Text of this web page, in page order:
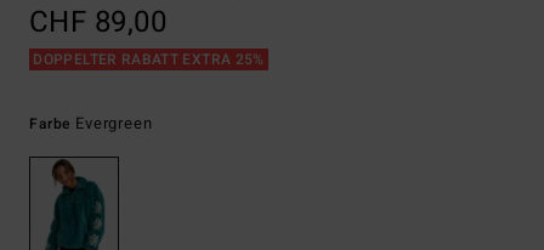
CHF 89,00
DOPPELTER RABATT EXTRA 25%
Farbe Evergreen